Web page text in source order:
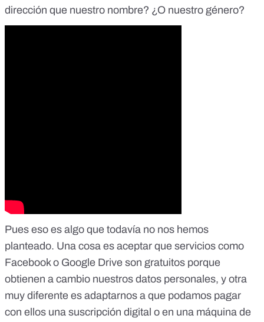
dirección que nuestro nombre? ¿O nuestro género?
Pues eso es algo que todavía no nos hemos
planteado. Una cosa es aceptar que servicios como
Facebook o Google Drive son gratuitos porque
obtienen a cambio nuestros datos personales, y otra
muy diferente es adaptarnos a que podamos pagar
con ellos una suscripción digital o en una máquina de